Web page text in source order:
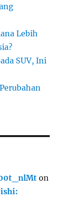
Lebih
SUV, Ini
on